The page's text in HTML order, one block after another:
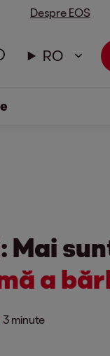
Despre EOS
RO
Mai
a
3 minute